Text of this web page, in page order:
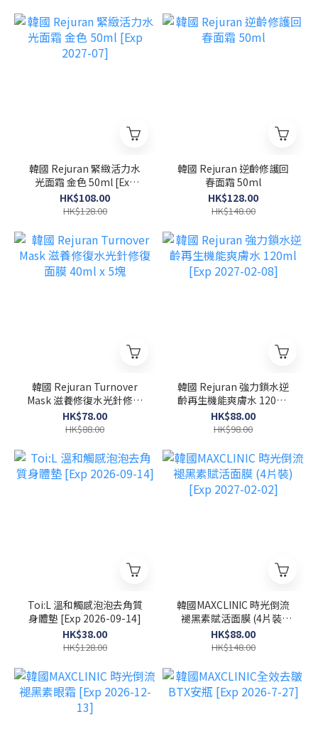
韓國 Rejuran 緊緻活力水
光面霜 金色 50ml [Exp
2027-07]
HK$108.00
HK$128.00
韓國 Rejuran 逆齡修護回
春面霜 50ml
HK$128.00
HK$148.00
韓國 Rejuran Turnover
Mask 滋養修復水光針修復
面膜 40ml x 5塊
HK$78.00
HK$88.00
韓國 Rejuran 強力鎖水逆
齡再生機能爽膚水 120ml
[Exp 2027-02-08]
HK$88.00
HK$98.00
Toi:L 溫和觸感泡泡去角質
身體墊 [Exp 2026-09-14]
HK$38.00
HK$128.00
韓國MAXCLINIC 時光倒流
褪黑素賦活面膜 (4片裝)
[Exp 2027-02-02]
HK$88.00
HK$148.00